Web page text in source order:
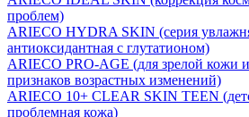
проблем)
ARIECO HYDRA SKIN (серия
антиоксидантная с глутатионом)
ARIECO PRO-AGE (для зрелой кожи
признаков возрастных изменений)
ARIECO 10+ CLEAR SKIN TEEN
проблемная кожа)